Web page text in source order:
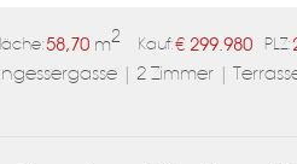
58,70 m2 Kauf:€ 299.980 PLZ:
| 2 Zimmer |